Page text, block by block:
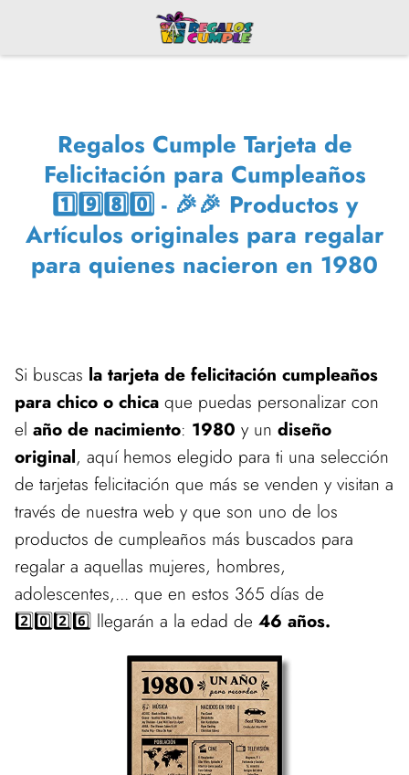
Regalos Cumple Tarjeta de
Felicitación para Cumpleaños
1️⃣9️⃣8️⃣0️⃣ - 🎉🎉 Productos y
Artículos originales para regalar
para quienes nacieron en 1980
Si buscas la tarjeta de felicitación cumpleaños
para chico o chica que puedas personalizar con
el año de nacimiento: 1980 y un diseño
original, aquí hemos elegido para ti una selección
de tarjetas felicitación que más se venden y visitan a
través de nuestra web y que son uno de los
productos de cumpleaños más buscados para
regalar a aquellas mujeres, hombres,
adolescentes,... que en estos 365 días de
2️⃣0️⃣2️⃣6️⃣ llegarán a la edad de 46 años.